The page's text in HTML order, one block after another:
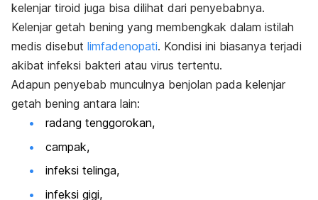
kelenjar tiroid juga bisa dilihat dari penyebabnya.
Kelenjar getah bening yang membengkak dalam istilah
medis disebut limfadenopati. Kondisi ini biasanya terjadi
akibat infeksi bakteri atau virus tertentu.
Adapun penyebab munculnya benjolan pada kelenjar
getah bening antara lain:
radang tenggorokan,
campak,
infeksi telinga,
infeksi gigi,